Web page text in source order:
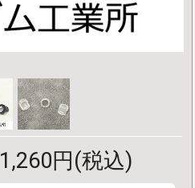
1,260円(税込)